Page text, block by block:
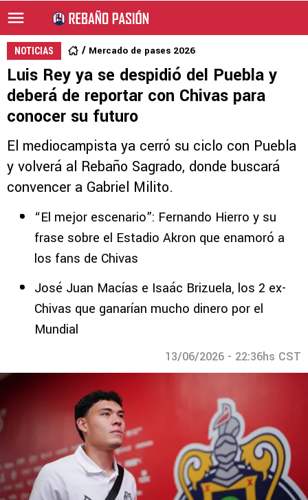
NOTICIAS Mercado de pases 2026
Luis Rey ya se despidió del Puebla y
deberá de reportar con Chivas para
conocer su futuro
El mediocampista ya cerró su ciclo con Puebla
y volverá al Rebaño Sagrado, donde buscará
convencer a Gabriel Milito.
“El mejor escenario”: Fernando Hierro y su
frase sobre el Estadio Akron que enamoró a
los fans de Chivas
José Juan Macías e Isaác Brizuela, los 2 ex-
Chivas que ganarían mucho dinero por el
Mundial
13/06/2026 - 22:36hs CST